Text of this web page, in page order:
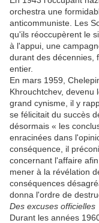
orchestra une
anticommuniste. Les
qu'ils réoccupèrent le
à l'appui, une
durant des décennies,
entier.
En mars 1959,
Khrouchtchev, devenu
grand cynisme, il y
se félicitait du succès
désormais « les
enracinées dans
conséquence, il
concernant l'affaire
mener à la révélation
conséquences
donna l'ordre de
Des excuses officielles
Durant les années